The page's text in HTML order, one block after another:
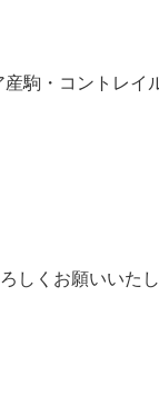
駒・コントレイ
しくお願いいた